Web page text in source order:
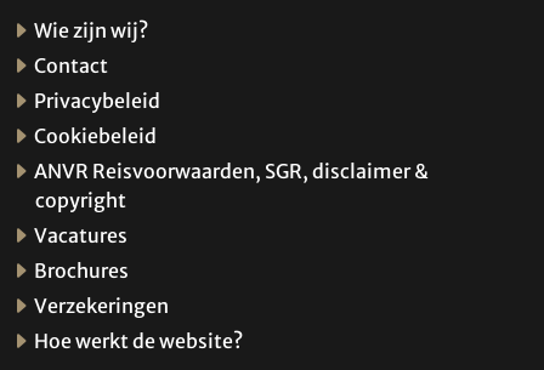
Wie zijn wij?
Contact
Privacybeleid
Cookiebeleid
ANVR Reisvoorwaarden, SGR, disclaimer &
copyright
Vacatures
Brochures
Verzekeringen
Hoe werkt de website?